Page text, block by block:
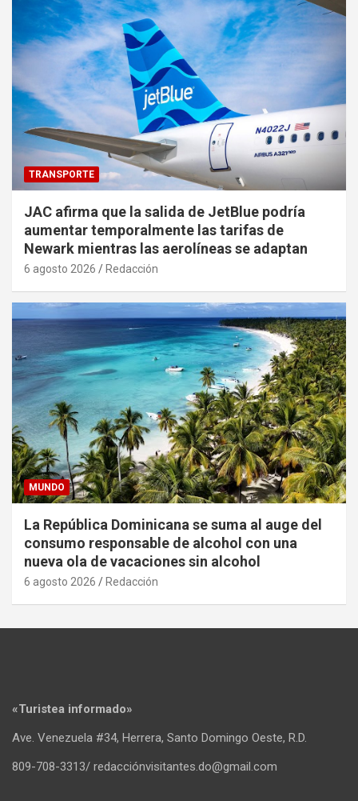
TRANSPORTE
JAC afirma que la salida de JetBlue podría
aumentar temporalmente las tarifas de
Newark mientras las aerolíneas se adaptan
6 agosto 2026 Redacción
MUNDO
La República Dominicana se suma al auge del
consumo responsable de alcohol con una
nueva ola de vacaciones sin alcohol
6 agosto 2026 Redacción
«Turistea informado»
Ave. Venezuela #34, Herrera, Santo Domingo Oeste, R.D.
809-708-3313/ redacciónvisitantes.do@gmail.com